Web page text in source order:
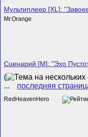
Мультиплеер [XL]:
Mr.Orange
Сценарий [M]: "Эхо
(
...
последняя
RedHeavenHero